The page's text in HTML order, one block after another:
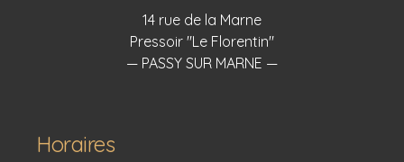
14 rue de la Marne
Pressoir "Le Florentin"
— PASSY SUR MARNE —
Horaires